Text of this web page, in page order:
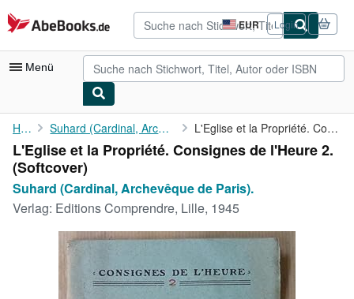
Zum Hauptinhalt
AbeBooks.de EUR
Seite
der
Einkaufseinstellungen.
Login
Menü
Nutzerkonto
Meine Bestellungen
Detailsuche
Sammlungen
Antiquarische Bücher
Kunst & Sammlerstücke
Home Suhard (Cardinal, Archevêque de Paris). L'Eglise et la Propriété. Consignes de l'Heure 2.
L'Eglise et la Propriété. Consignes de l'Heure 2.
(Softcover)
Suhard (Cardinal, Archevêque de Paris).
Verlag: Editions Comprendre, Lille, 1945